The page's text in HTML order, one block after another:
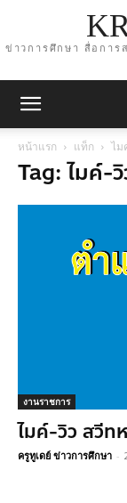
ข่าวการศึกษา สื่อการ
หน้าแรก แท็ก ไม
Tag: ไมค์-
งานราชการ
ไมค์-วิว สวีท
ครูทูเดย์ ข่าวการศึกษา -